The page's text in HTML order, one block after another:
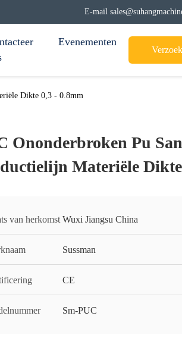
E-mail
Evenementen
Dikte 0,3 - 0.8mm
Ononderbroken Pu
Materiële
van herkomst Wuxi Jiangsu China
Sussman
CE
Sm-PUC